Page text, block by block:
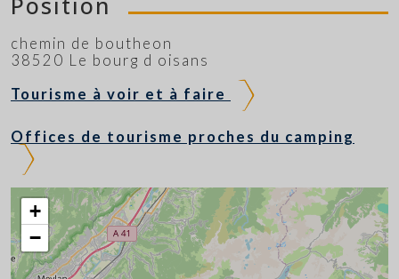
chemin de boutheon
38520 Le bourg d oisans
Tourisme à voir et à faire
Offices de tourisme proches du camping
+
−